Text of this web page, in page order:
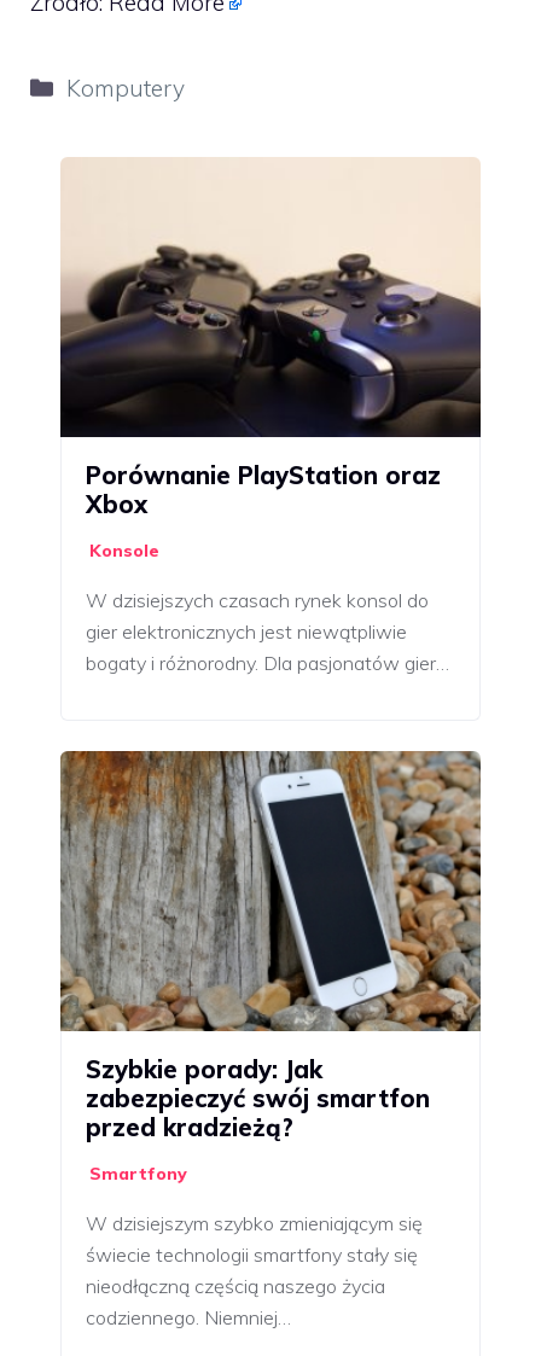
Kategorie
Komputery
Porównanie PlayStation oraz
Xbox
Konsole
W dzisiejszych czasach rynek konsol do
gier elektronicznych jest niewątpliwie
bogaty i różnorodny. Dla pasjonatów gier…
Szybkie porady: Jak
zabezpieczyć swój smartfon
przed kradzieżą?
Smartfony
W dzisiejszym szybko zmieniającym się
świecie technologii smartfony stały się
nieodłączną częścią naszego życia
codziennego. Niemniej…